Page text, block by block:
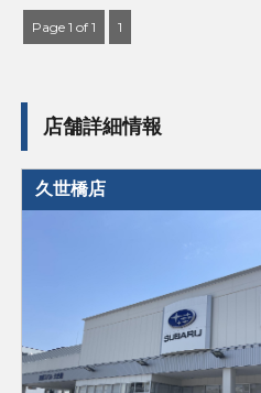
Page 1 of 1 1
店舗詳細情報
久世橋店